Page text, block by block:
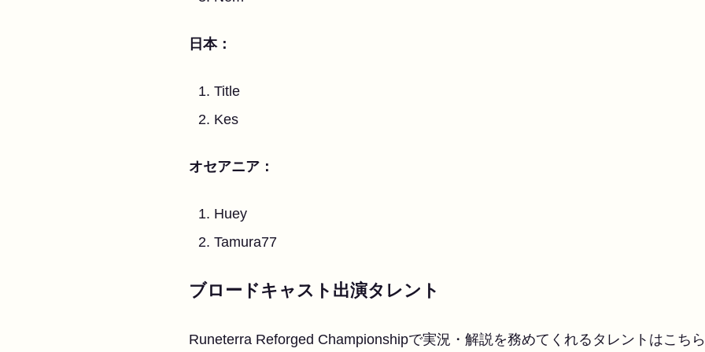
日本：
Title
Kes
オセアニア：
Huey
Tamura77
ブロードキャスト出演タレント
Runeterra Reforged Championshipで実況・解説を務めてくれるタレントはこちら